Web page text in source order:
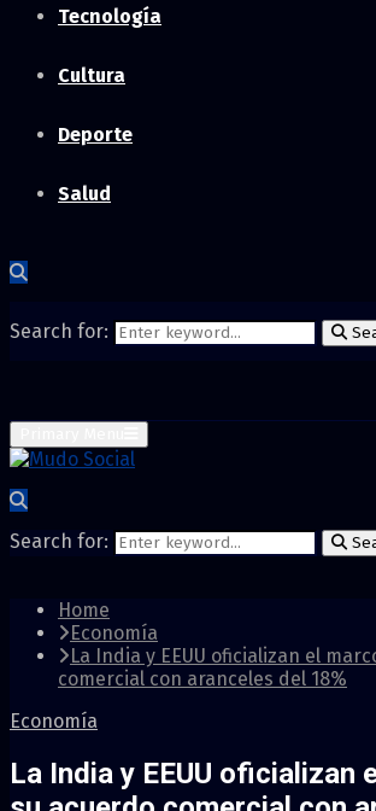
Tecnología
Cultura
Deporte
Salud
Search for:
Search for:
Home
Economía
La India y EEUU oficializan el
comercial con aranceles del 18%
Economía
La India y EEUU oficializan